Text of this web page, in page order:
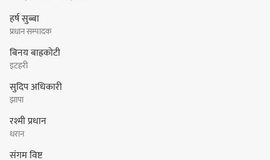
हर्ष सुब्बा
प्रधान सम्पादक
बिनय बाह्रकोटी
इटहरी
सुदिप अधिकारी
झापा
रश्मी प्रधान
धरान
संगम विष्ट